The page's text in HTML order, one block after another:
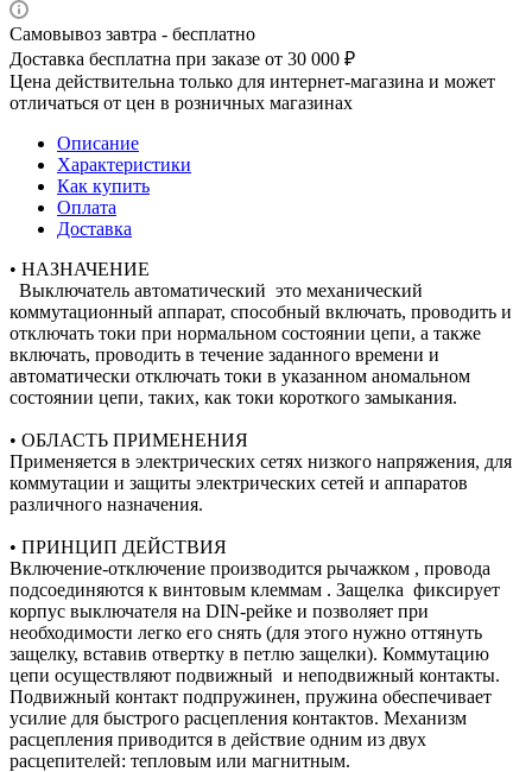
Самовывоз завтра - бесплатно
Доставка бесплатна при заказе от 30 000 ₽
Цена действительна только для интернет-магазина и может
отличаться от цен в розничных магазинах
Описание
Характеристики
Как купить
Оплата
Доставка
• НАЗНАЧЕНИЕ
Выключатель автоматический это механический
коммутационный аппарат, способный включать, проводить и
отключать токи при нормальном состоянии цепи, а также
включать, проводить в течение заданного времени и
автоматически отключать токи в указанном аномальном
состоянии цепи, таких, как токи короткого замыкания.
• ОБЛАСТЬ ПРИМЕНЕНИЯ
Применяется в электрических сетях низкого напряжения, для
коммутации и защиты электрических сетей и аппаратов
различного назначения.
• ПРИНЦИП ДЕЙСТВИЯ
Включение-отключение производится рычажком , провода
подсоединяются к винтовым клеммам . Защелка фиксирует
корпус выключателя на DIN-рейке и позволяет при
необходимости легко его снять (для этого нужно оттянуть
защелку, вставив отвертку в петлю защелки). Коммутацию
цепи осуществляют подвижный и неподвижный контакты.
Подвижный контакт подпружинен, пружина обеспечивает
усилие для быстрого расцепления контактов. Механизм
расцепления приводится в действие одним из двух
расцепителей: тепловым или магнитным.